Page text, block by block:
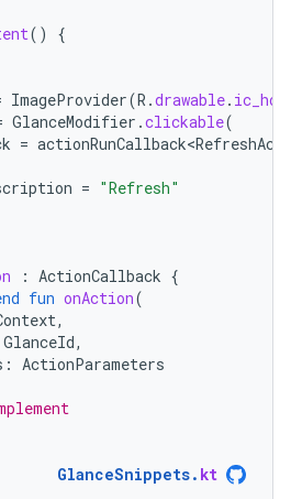
()
{
ImageProvider(R .drawable.
GlanceModifier .clickable(
=
= "Refresh"
: ActionCallback {
fun onAction(
,
GlanceId,
: ActionParameters
GlanceSnippets. kt